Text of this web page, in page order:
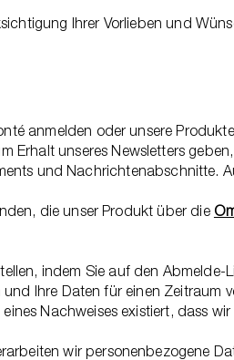
Ihrer Vorlieben und
anmelden oder unsere
Erhalt unseres Newsletters
und Nachrichtenabschnitte.
die unser Produkt über die
indem Sie auf den Abmelde-
Ihre Daten für einen Zeitraum
Nachweises existiert, dass
wir personenbezogene